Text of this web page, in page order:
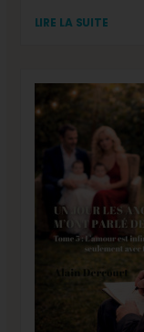
LIRE LA SUITE